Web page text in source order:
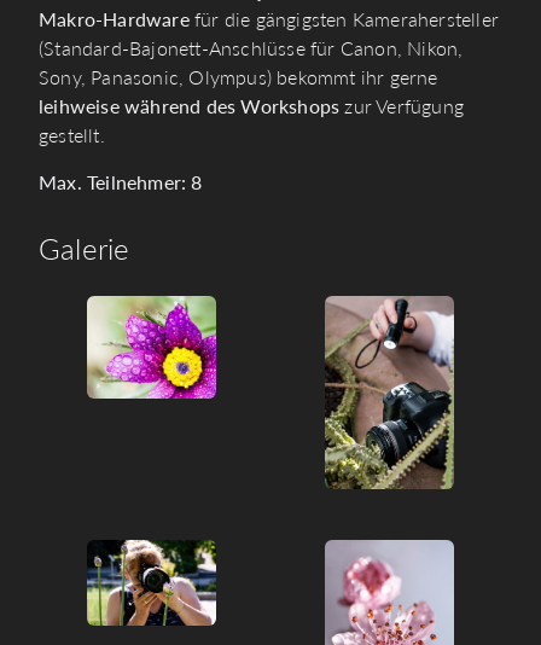
Makro-Hardwarefür die gängigsten Kamerahersteller
(Standard-Bajonett-Anschlüsse für Canon, Nikon,
Sony, Panasonic, Olympus) bekommt ihr gerne
leihweise während des Workshopszur Verfügung
gestellt.
Max. Teilnehmer: 8
Galerie